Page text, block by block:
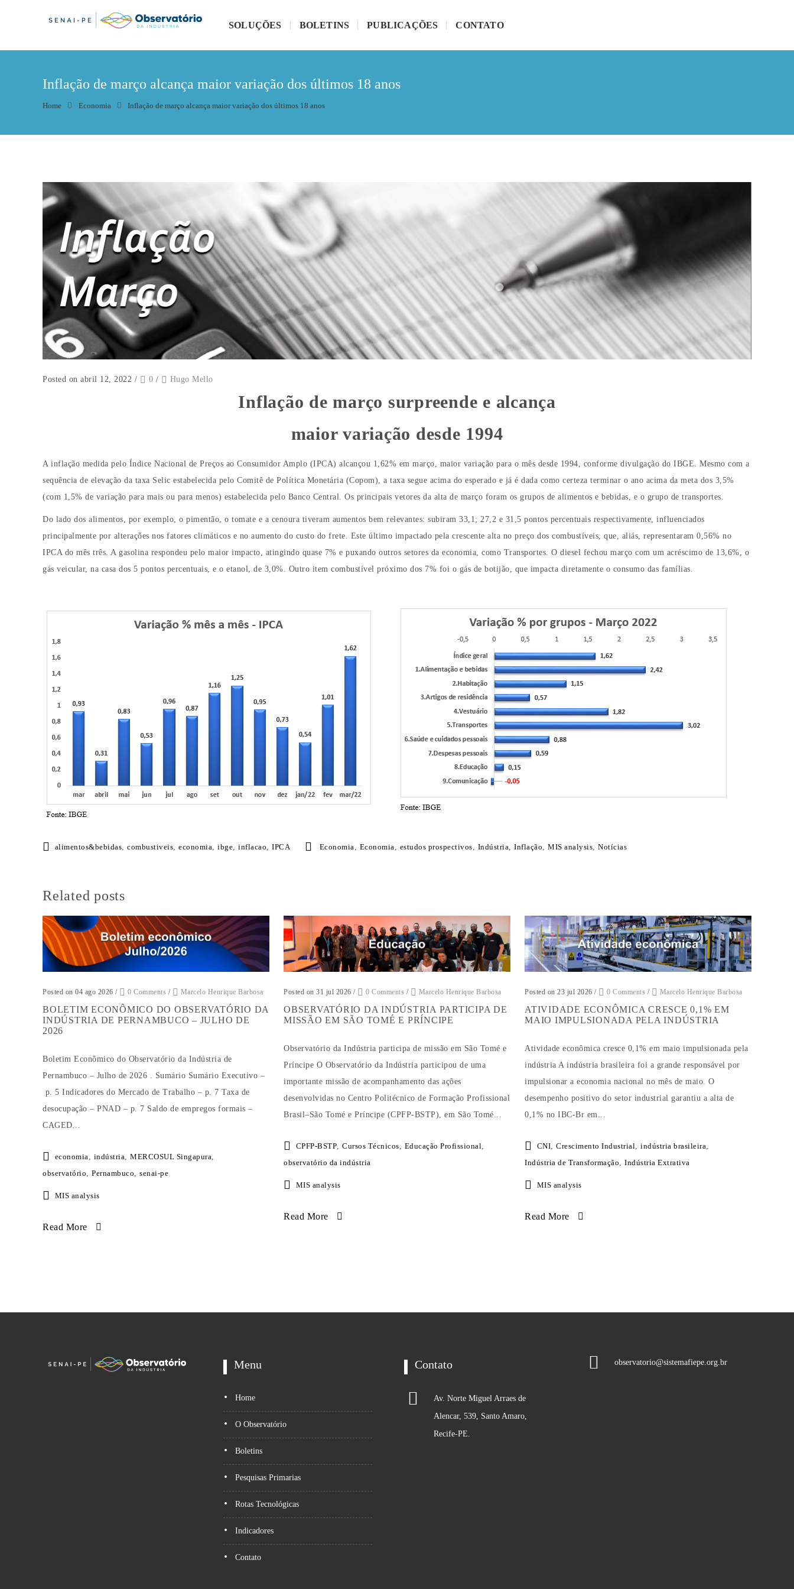
SOLUÇÕES BOLETINS PUBLICAÇÕES CONTATO
Inflação de março alcança maior variação dos últimos 18 anos
Home Economia Inflação de março alcança maior variação dos últimos 18 anos
Posted on abril 12, 2022 / 0 / Hugo Mello
Inflação de março surpreende e alcança
maior variação desde 1994
A inflação medida pelo Índice Nacional de Preços ao Consumidor Amplo (IPCA) alcançou 1,62% em março, maior variação para o mês desde 1994, conforme divulgação do IBGE. Mesmo com a
sequência de elevação da taxa Selic estabelecida pelo Comitê de Política Monetária (Copom), a taxa segue acima do esperado e já é dada como certeza terminar o ano acima da meta dos 3,5%
(com 1,5% de variação para mais ou para menos) estabelecida pelo Banco Central. Os principais vetores da alta de março foram os grupos de alimentos e bebidas, e o grupo de transportes.
Do lado dos alimentos, por exemplo, o pimentão, o tomate e a cenoura tiveram aumentos bem relevantes: subiram 33,1; 27,2 e 31,5 pontos percentuais respectivamente, influenciados
principalmente por alterações nos fatores climáticos e no aumento do custo do frete. Este último impactado pela crescente alta no preço dos combustíveis, que, aliás, representaram 0,56% no
IPCA do mês três. A gasolina respondeu pelo maior impacto, atingindo quase 7% e puxando outros setores da economia, como Transportes. O diesel fechou março com um acréscimo de 13,6%, o
gás veicular, na casa dos 5 pontos percentuais, e o etanol, de 3,0%. Outro item combustível próximo dos 7% foi o gás de botijão, que impacta diretamente o consumo das famílias.
alimentos&bebidas combustiveis economia ibge inflacao IPCA Economia Economia estudos prospectivos Indústria Inflação MIS analysis Notícias
Related posts
Posted on 04 ago 2026 / 0 Comments / Marcelo Henrique Barbosa
BOLETIM ECONÔMICO DO OBSERVATÓRIO DA
INDÚSTRIA DE PERNAMBUCO – JULHO DE
2026
Boletim Econômico do Observatório da Indústria de
Pernambuco – Julho de 2026 . Sumário Sumário Executivo –
p. 5 Indicadores do Mercado de Trabalho – p. 7 Taxa de
desocupação – PNAD – p. 7 Saldo de empregos formais –
CAGED...
economia, indústria, MERCOSUL Singapura,
observatório, Pernambuco, senai-pe
MIS analysis
Read More
Posted on 31 jul 2026 / 0 Comments / Marcelo Henrique Barbosa
OBSERVATÓRIO DA INDÚSTRIA PARTICIPA DE
MISSÃO EM SÃO TOMÉ E PRÍNCIPE
Observatório da Indústria participa de missão em São Tomé e
Príncipe O Observatório da Indústria participou de uma
importante missão de acompanhamento das ações
desenvolvidas no Centro Politécnico de Formação Profissional
Brasil–São Tomé e Príncipe (CPFP-BSTP), em São Tomé...
CPFP-BSTP, Cursos Técnicos, Educação Profissional,
observatório da indústria
MIS analysis
Read More
Posted on 23 jul 2026 / 0 Comments / Marcelo Henrique Barbosa
ATIVIDADE ECONÔMICA CRESCE 0,1% EM
MAIO IMPULSIONADA PELA INDÚSTRIA
Atividade econômica cresce 0,1% em maio impulsionada pela
indústria A indústria brasileira foi a grande responsável por
impulsionar a economia nacional no mês de maio. O
desempenho positivo do setor industrial garantiu a alta de
0,1% no IBC-Br em...
CNI, Crescimento Industrial, indústria brasileira,
Indústria de Transformação, Indústria Extrativa
MIS analysis
Read More
Menu
Home
O Observatório
Boletins
Pesquisas Primarias
Rotas Tecnológicas
Indicadores
Contato
Contato
Av. Norte Miguel Arraes de
Alencar, 539, Santo Amaro,
Recife-PE.
observatorio@sistemafiepe.org.br